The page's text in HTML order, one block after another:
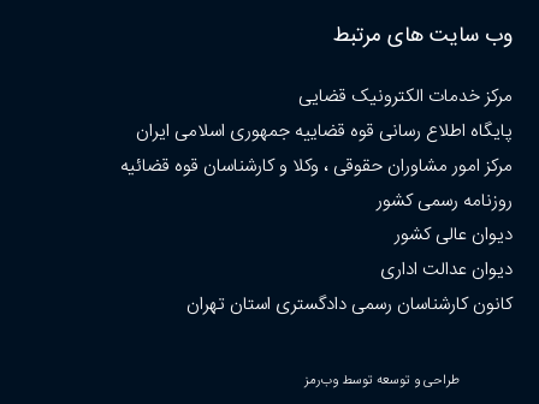
وب سایت های مرتبط
مرکز خدمات الکترونیک قضایی
پایگاه اطلاع رسانی قوه قضاییه جمهوری اسلامی ایران
مرکز امور مشاوران حقوقی ، وکلا و کارشناسان قوه قضائیه
روزنامه رسمی کشور
دیوان عالی کشور
دیوان عدالت اداری
کانون کارشناسان رسمی دادگستری استان تهران
طراحی و توسعه توسط وب‌رمز